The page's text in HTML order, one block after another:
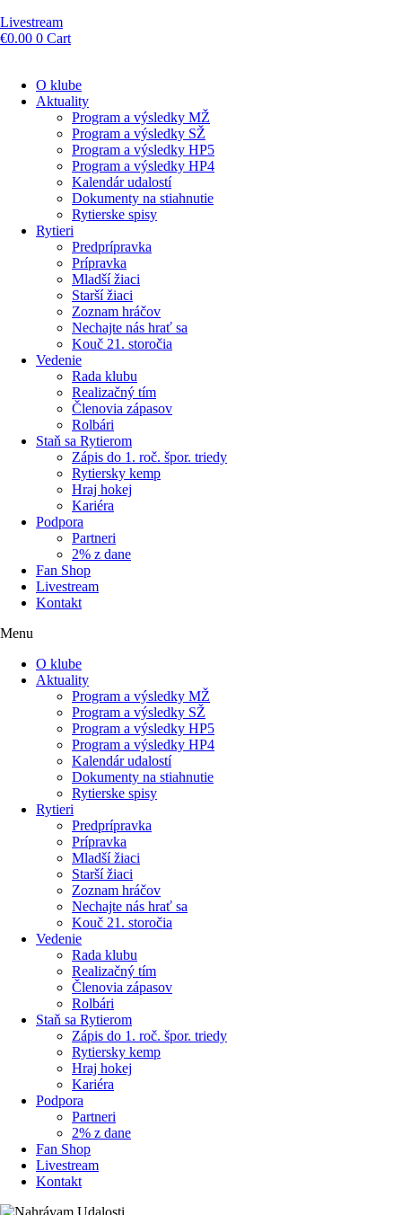
Livestream
€0.00 0 Cart
O klube
Aktuality
Program a výsledky MŽ
Program a výsledky SŽ
Program a výsledky HP5
Program a výsledky HP4
Kalendár udalostí
Dokumenty na stiahnutie
Rytierske spisy
Rytieri
Predprípravka
Prípravka
Mladší žiaci
Starší žiaci
Zoznam hráčov
Nechajte nás hrať sa
Kouč 21. storočia
Vedenie
Rada klubu
Realizačný tím
Členovia zápasov
Rolbári
Staň sa Rytierom
Zápis do 1. roč. špor. triedy
Rytiersky kemp
Hraj hokej
Kariéra
Podpora
Partneri
2% z dane
Fan Shop
Livestream
Kontakt
Menu
O klube
Aktuality
Program a výsledky MŽ
Program a výsledky SŽ
Program a výsledky HP5
Program a výsledky HP4
Kalendár udalostí
Dokumenty na stiahnutie
Rytierske spisy
Rytieri
Predprípravka
Prípravka
Mladší žiaci
Starší žiaci
Zoznam hráčov
Nechajte nás hrať sa
Kouč 21. storočia
Vedenie
Rada klubu
Realizačný tím
Členovia zápasov
Rolbári
Staň sa Rytierom
Zápis do 1. roč. špor. triedy
Rytiersky kemp
Hraj hokej
Kariéra
Podpora
Partneri
2% z dane
Fan Shop
Livestream
Kontakt